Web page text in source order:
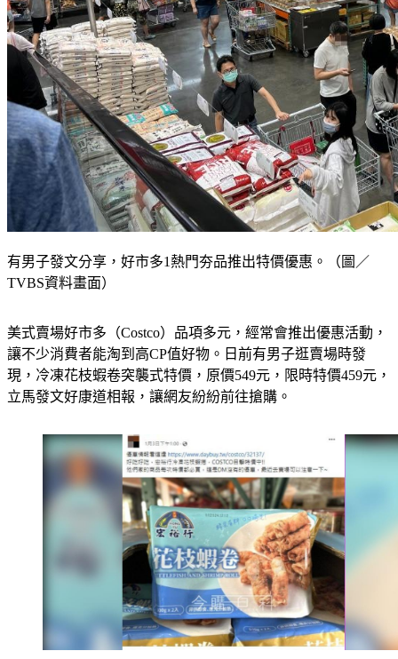
有男子發文分享，好市多1熱門夯品推出特價優惠。（圖／
TVBS資料畫面）
美式賣場好市多（Costco）品項多元，經常會推出優惠活動，
讓不少消費者能淘到高CP值好物。日前有男子逛賣場時發
現，冷凍花枝蝦卷突襲式特價，原價549元，限時特價459元，
立馬發文好康道相報，讓網友紛紛前往搶購。